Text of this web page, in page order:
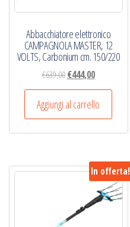
Abbacchiatore elettronico
CAMPAGNOLA MASTER, 12
VOLTS, Carbonium cm. 150/220
€639,00Il
prezzo
originale
era:
€639,00.
€444,00Il
prezzo
attuale
è:
€444,00.
Aggiungi al carrello
In offerta!